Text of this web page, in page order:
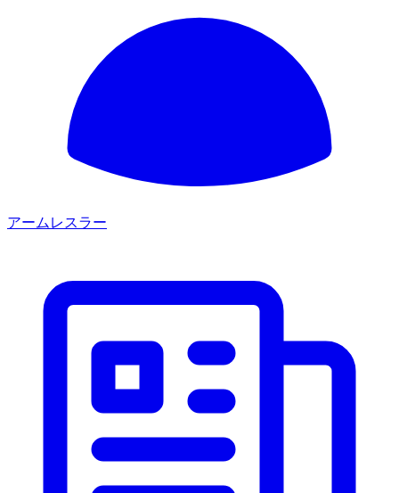
アームレスラー